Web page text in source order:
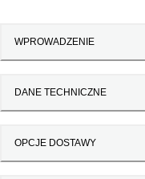
WPROWADZENIE
DANE TECHNICZNE
OPCJE DOSTAWY